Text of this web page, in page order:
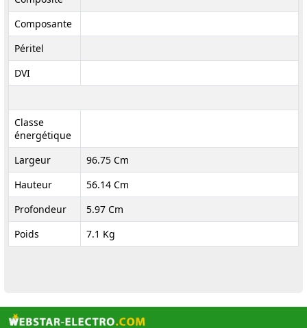
Composante
Péritel
DVI
Classe
énergétique
Largeur
96.75 Cm
Hauteur
56.14 Cm
Profondeur
5.97 Cm
Poids
7.1 Kg